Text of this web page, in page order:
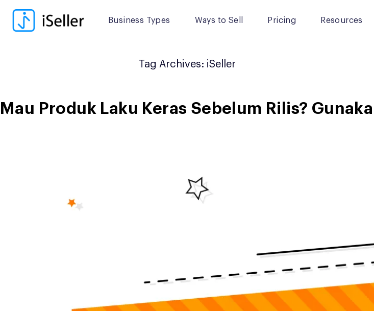
Business Types Ways to Sell Pricing Resources
content
Tag Archives: iSeller
Mau Produk Laku Keras Sebelum Rilis?